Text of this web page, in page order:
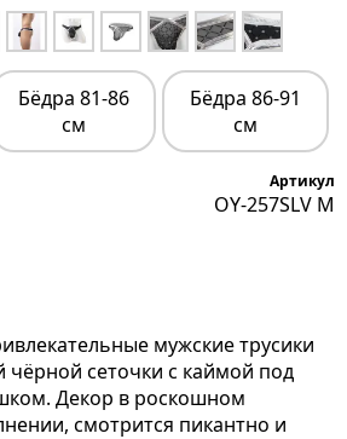
Бёдра 81-86
см
Бёдра 86-91
см
Артикул
OY-257SLV M
мужские трусики
чёрной сеточки с каймой под
Декор в роскошном
смотрится пикантно и